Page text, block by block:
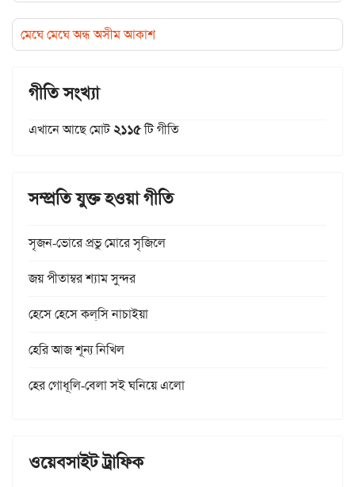
মেঘে মেঘে অন্ধ অসীম আকাশ
গীতি সংখ্যা
এখানে আছে মোট২১১৫টি গীতি
সম্প্রতি যুক্ত হওয়া গীতি
সৃজন-ভোরে প্রভু মোরে সৃজিলে
জয় পীতাম্বর শ্যাম সুন্দর
হেসে হেসে কল্‌সি নাচাইয়া
হেরি আজ শূন্য নিখিল
হের গোধূলি-বেলা সই ঘনিয়ে এলো
ওয়েবসাইট ট্রাফিক